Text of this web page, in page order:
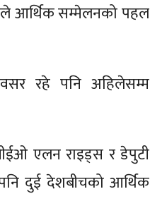
आर्थिक सम्मेलनको पहल
रहे पनि अहिलेसम्म
एलन राइड्स र डेपुटी
दुई देशबीचको आर्थिक